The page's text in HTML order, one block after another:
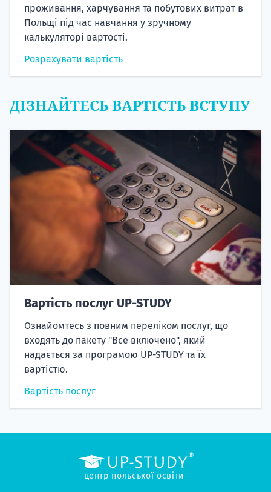
проживання, харчування та побутових витрат в
Польщі під час навчання у зручному
калькуляторі вартості.
Розрахувати вартість
ДІЗНАЙТЕСЬ ВАРТІСТЬ ВСТУПУ
Вартість послуг UP-STUDY
Ознайомтесь з повним переліком послуг, що
входять до пакету "Все включено", який
надається за програмою UP-STUDY та їх
вартістю.
Вартість послуг
центр польської освіти